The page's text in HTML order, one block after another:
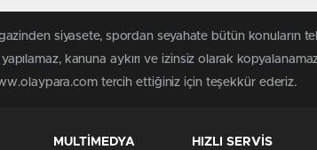
siyasete, spordan seyahate bütün
kanuna aykırı ve izinsiz olarak
tercih ettiğiniz için teşekkür ederiz.
MULTİMEDYA HIZLI SERVİS